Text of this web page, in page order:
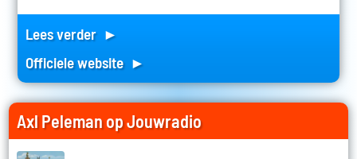
Lees verder ►
Officiele website ►
Axl Peleman op Jouwradio